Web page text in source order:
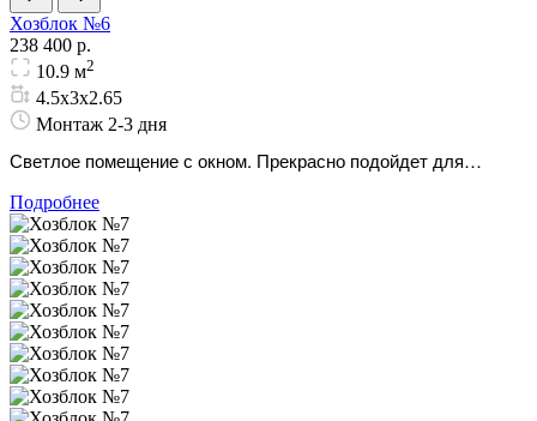
Хозблок №6
238 400 р.
10.9 м2
4.5х3х2.65
Монтаж 2-3 дня
Светлое помещение с окном. Прекрасно подойдет для
Подробнее